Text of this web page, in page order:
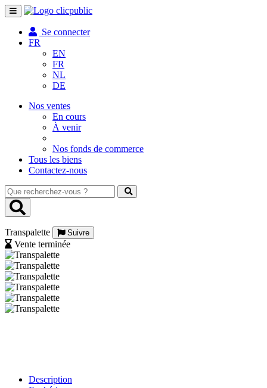
Toggle
navigation
Se connecter
FR
EN
FR
NL
DE
Nos ventes
En cours
À venir
Nos fonds de commerce
Tous les biens
Contactez-nous
Que
recherchez-
vous
Transpalette
Suivre
Vente terminée
Description